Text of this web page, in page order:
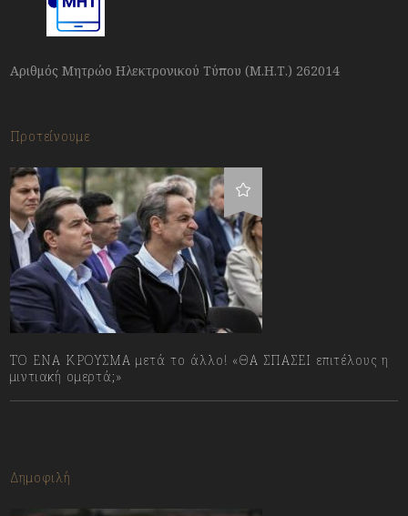
Αριθμός Μητρώο Ηλεκτρονικού Τύπου (Μ.Η.Τ.) 262014
Προτείνουμε
ΤΟ ΕΝΑ ΚΡΟΥΣΜΑ μετά το άλλο! «ΘΑ ΣΠΑΣΕΙ επιτέλους η
μιντιακή ομερτά;»
Δημοφιλή